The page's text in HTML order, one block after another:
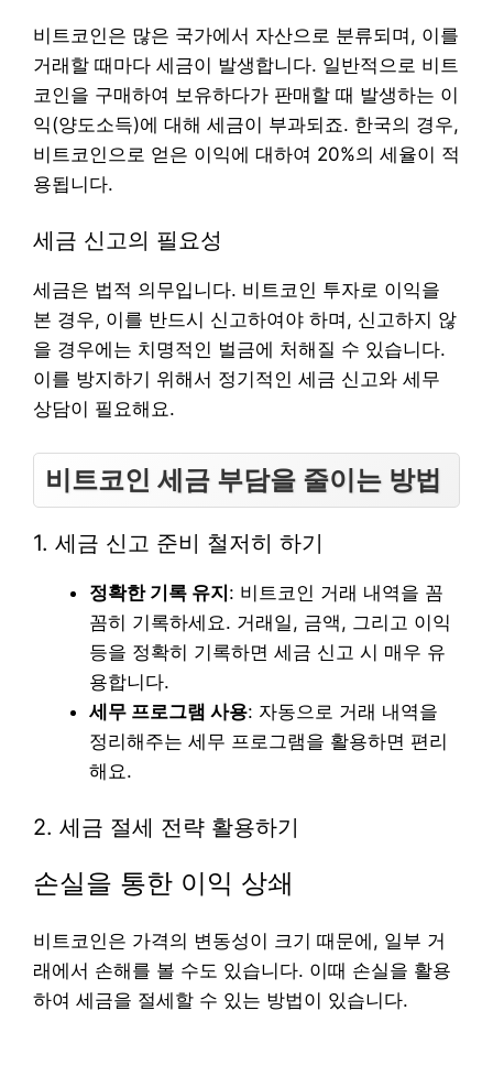
비트코인은 많은 국가에서 자산으로 분류되며, 이를
거래할 때마다 세금이 발생합니다. 일반적으로 비트
코인을 구매하여 보유하다가 판매할 때 발생하는 이
익(양도소득)에 대해 세금이 부과되죠. 한국의 경우,
비트코인으로 얻은 이익에 대하여 20%의 세율이 적
용됩니다.
세금 신고의 필요성
세금은 법적 의무입니다. 비트코인 투자로 이익을
본 경우, 이를 반드시 신고하여야 하며, 신고하지 않
을 경우에는 치명적인 벌금에 처해질 수 있습니다.
이를 방지하기 위해서 정기적인 세금 신고와 세무
상담이 필요해요.
비트코인 세금 부담을 줄이는 방법
1. 세금 신고 준비 철저히 하기
정확한 기록 유지: 비트코인 거래 내역을 꼼
꼼히 기록하세요. 거래일, 금액, 그리고 이익
등을 정확히 기록하면 세금 신고 시 매우 유
용합니다.
세무 프로그램 사용: 자동으로 거래 내역을
정리해주는 세무 프로그램을 활용하면 편리
해요.
2. 세금 절세 전략 활용하기
손실을 통한 이익 상쇄
비트코인은 가격의 변동성이 크기 때문에, 일부 거
래에서 손해를 볼 수도 있습니다. 이때 손실을 활용
하여 세금을 절세할 수 있는 방법이 있습니다.